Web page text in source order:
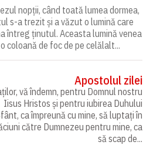
nopții, când toată lumea dormea,
s-a trezit și a văzut o lumină care
întreg ținutul. Aceasta lumină venea
coloană de foc de pe celălalt...
Apostolul zilei
vă îndemn, pentru Domnul nostru
Iisus Hristos și pentru iubirea Duhului
ca împreună cu mine, să luptați în
către Dumnezeu pentru mine, ca
să scap de...